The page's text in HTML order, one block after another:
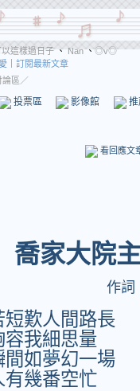
這樣過日子、 Nan、◎v◎
訂閱最新文章
論區／
投票區 影像館
看回應文
喬家大院
作
短歎人間路長
容我細思量
間如夢幻一場
有幾番空忙